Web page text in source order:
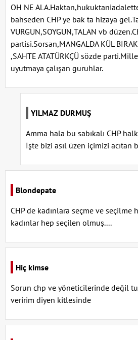
OH NE
bahseden CHP ye bak ta hizaya
VURGUN,SOYGUN,TALAN vb
partisi.Sorsan,MANGALDA KÜL
,SAHTE ATATÜRKÇÜ sözde
uyutmaya çalışan guruhlar.
YILMAZ DURMUŞ
Amma hala bu sabıkalı CHP
İşte bizi asıl üzen içimizi acıtan
Blondepate
CHP de kadınlara seçme ve seçilme
kadınlar hep seçilen olmuş....
Hiç kimse
Sorun chp ve yöneticilerinde değil
veririm diyen kitlesinde